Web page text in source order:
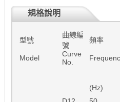
規格說明
型號
曲線編
號
頻率
Model
Curve
No.
(Hz)